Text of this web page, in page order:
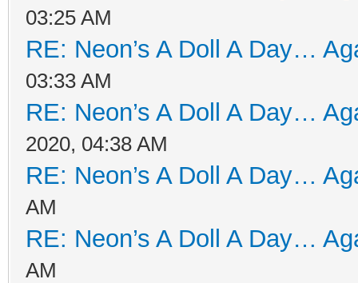
03:25 AM
RE: Neon’s A Doll A Day…
03:33 AM
RE: Neon’s A Doll A Day…
2020, 04:38 AM
RE: Neon’s A Doll A Day…
AM
RE: Neon’s A Doll A Day…
AM